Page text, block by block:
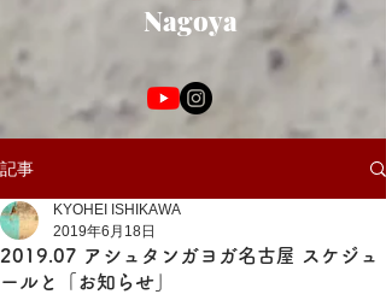
Nagoya
記事
2019.07 アシュタンガヨガ名古屋 スケジュ
ールと「お知らせ」
KYOHEI ISHIKAWA
2019年6月18日